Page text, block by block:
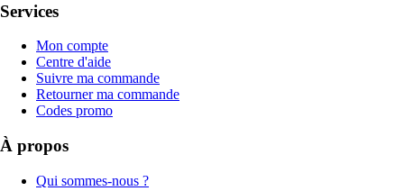
Services
Mon compte
Centre d'aide
Suivre ma commande
Retourner ma commande
Codes promo
À propos
Qui sommes-nous ?